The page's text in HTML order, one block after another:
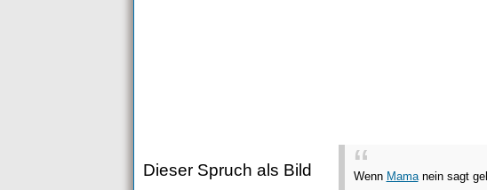
Dieser Spruch als Bild Wenn Mamanein sagt